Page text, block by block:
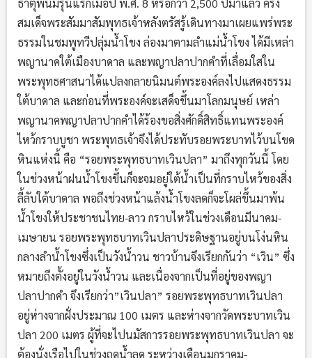
ธาตุพนมรุ่นแรกเมื่อปี พ.ศ. 8 หรือกว่า 2,500 ปีมาแล้ว ครั้ง
สมเด็จพระสัมมาสัมพุทธเจ้าหลังตรัสรู้เดินทางมาเผยแพร่พระ
ธรรมในชมพูทวีปลุ่มน้ำโขง ล่องมาตามลำแม่น้ำโขง ได้มีเหล่า
พญานาคใต้เมืองบาดาล และพญาปลาปากคำที่เลื่อมใสใน
พระพุทธศาสนาได้แปลงกลายนิมนต์พระองค์ลงไปแสดงธรรม
ใต้บาดาล และก่อนที่พระองค์จะเสด็จขึ้นมาโลกมนุษย์ เหล่า
พญานาคพญาปลาปากคำได้ร้องขอสิ่งศักดิ์สิทธิ์แทนพระองค์
ไหว้กราบบูชา พระพุทธเจ้าจึงได้ประทับรอยพระบาทไว้บนโขด
หินแห่งนี้ คือ “รอยพระพุทธบาทเวินปลา” มาถึงทุกวันนี้ โดย
ในช่วงหน้าฝนน้ำโขงขึ้นก็จะจมอยู่ใต้น้ำเป็นที่กราบไหว้ของสิ่ง
ลี้ลับใต้บาดาล พอถึงช่วงหน้าแล้งน้ำโขงลดก็จะโผล่ขึ้นมาพ้น
น้ำโขงให้ประชาชนไทย-ลาว กราบไหว้ในช่วงเดือนมีนาคม-
เมษายน รอยพระพุทธบาทเวินปลาประดิษฐานอยู่บนโง่นหิน
กลางลำน้ำโขงซึ่งเป็นวังน้ำวน ชาวบ้านจึงเรียกกันว่า “เวิน” ซึ่ง
หมายถึงตั้งอยู่ในวังน้ำวน และเนื่องจากเป็นที่อยู่ของพญา
ปลาปากคำ จึงเรียกว่า”เวินปลา” รอยพระพุทธบาทเวินปลา
อยู่ห่างจากฝั่งประมาณ 100 เมตร และห่างจากวัดพระบาทเวิน
ปลา 200 เมตร ผู้ที่จะไปนมัสการรอยพระพุทธบาทเวินปลา จะ
ต้องนั่งเรือไปในช่วงฤดูน้ำลด ระหว่างเดือนมกราคม-